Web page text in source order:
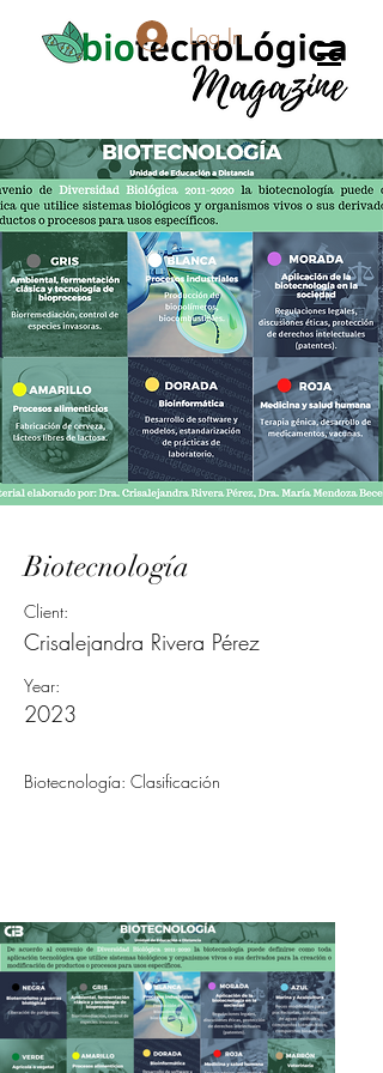
Log In
Biotecnología
Client:
Crisalejandra Rivera Pérez
Year:
2023
Biotecnología: Clasificación